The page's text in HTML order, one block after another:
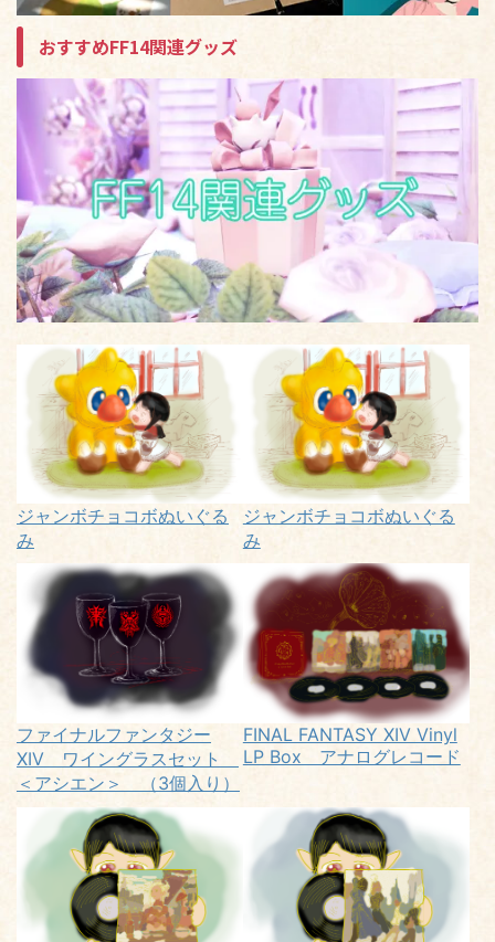
おすすめFF14関連グッズ
ジャンボチョコボぬいぐる
み
ジャンボチョコボぬいぐる
み
ファイナルファンタジー
XIV ワイングラスセット
＜アシエン＞ （3個入り）
FINAL FANTASY XIV Vinyl
LP Box アナログレコード